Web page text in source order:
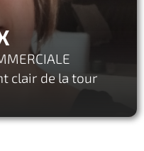
clair de la tour